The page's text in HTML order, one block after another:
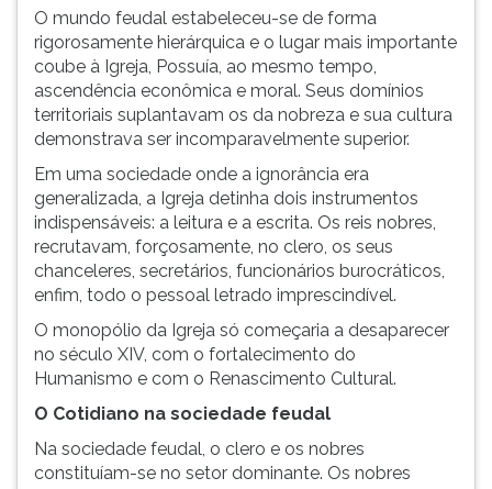
O mundo feudal estabeleceu-se de forma
rigorosamente hierárquica e o lugar mais importante
coube à Igreja, Possuía, ao mesmo tempo,
ascendência econômica e moral. Seus domínios
territoriais suplantavam os da nobreza e sua cultura
demonstrava ser incomparavelmente superior.
Em uma sociedade onde a ignorância era
generalizada, a Igreja detinha dois instrumentos
indispensáveis: a leitura e a escrita. Os reis nobres,
recrutavam, forçosamente, no clero, os seus
chanceleres, secretários, funcionários burocráticos,
enfim, todo o pessoal letrado imprescindível.
O monopólio da Igreja só começaria a desaparecer
no século XIV, com o fortalecimento do
Humanismo e com o Renascimento Cultural.
O Cotidiano na sociedade feudal
Na sociedade feudal, o clero e os nobres
constituíam-se no setor dominante. Os nobres